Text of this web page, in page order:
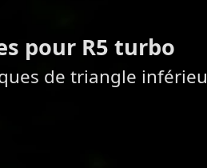
pour R5 turbo
de triangle